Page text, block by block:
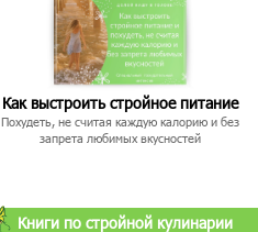
Как выстроить стройное питание
Похудеть, не считая каждую калорию и без
запрета любимых вкусностей
Книги по стройной кулинарии